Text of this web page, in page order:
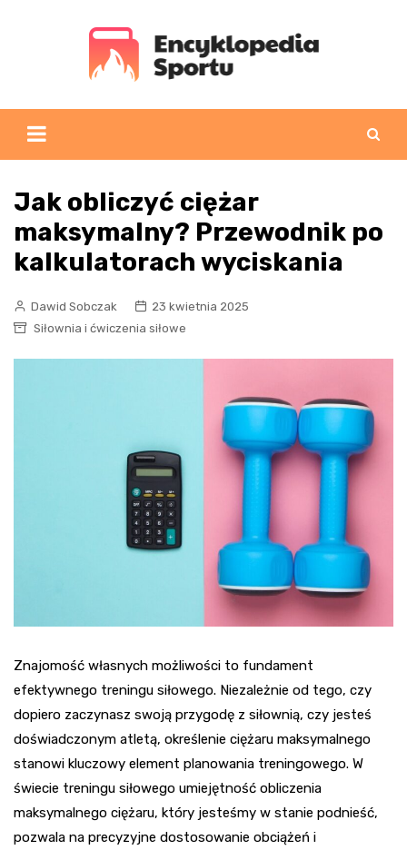
Jak obliczyć ciężar
maksymalny? Przewodnik po
kalkulatorach wyciskania
Dawid Sobczak
23 kwietnia 2025
Siłownia i ćwiczenia siłowe
Znajomość własnych możliwości to fundament
efektywnego treningu siłowego. Niezależnie od tego, czy
dopiero zaczynasz swoją przygodę z siłownią, czy jesteś
doświadczonym atletą, określenie ciężaru maksymalnego
stanowi kluczowy element planowania treningowego. W
świecie treningu siłowego umiejętność obliczenia
maksymalnego ciężaru, który jesteśmy w stanie podnieść,
pozwala na precyzyjne dostosowanie obciążeń i